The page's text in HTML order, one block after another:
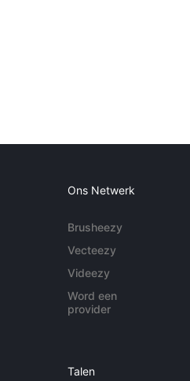
Ons Netwerk
Brusheezy
Vecteezy
Videezy
Word een
provider
Talen